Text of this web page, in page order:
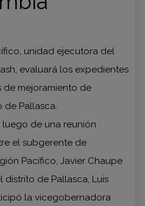
unidad ejecutora del
evaluará los expedientes
mejoramiento de
de Pallasca.
de una reunión
el subgerente de
Pacífico, Javier Chaupe
de Pallasca, Luis
la vicegobernadora